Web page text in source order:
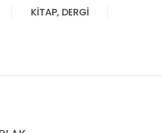
KİTAP, DERGİ